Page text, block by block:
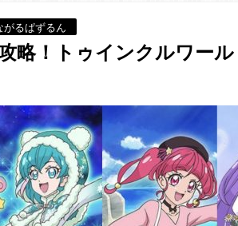
がるぱずるん
略！トゥインクルワー